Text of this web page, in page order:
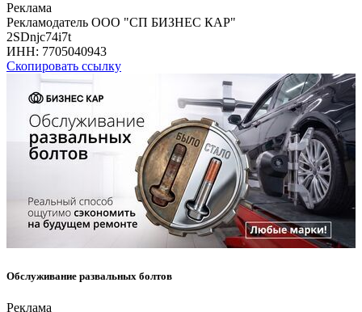
Реклама
Рекламодатель ООО "СП БИЗНЕС КАР"
2SDnjc74i7t
ИНН: 7705040943
Скопировать ссылку
Обслуживание развальных болтов
Реклама